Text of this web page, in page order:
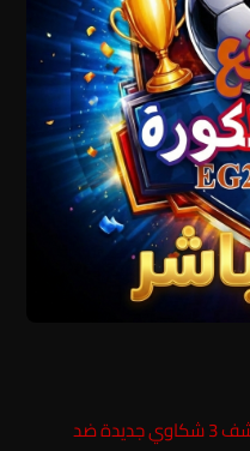
«الأحمر في ورطة».. إبراهيم فايق يكشف 3 شكاوي جديدة ضد